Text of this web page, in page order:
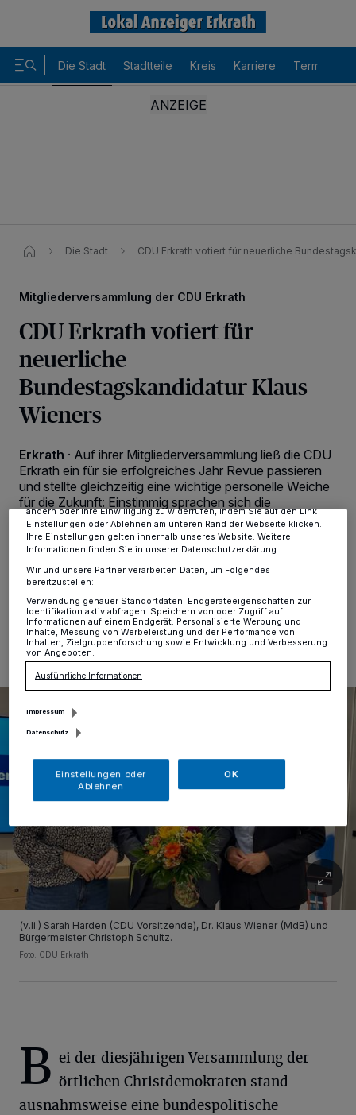
Die Stadt Stadtteile Kreis Karriere Termine
Die Stadt CDU Erkrath votiert für neuerliche
Mitgliederversammlung der CDU Erkrath
CDU Erkrath votiert für
neuerliche
Bundestagskandidatur Klaus
Wieners
Erkrath · Auf ihrer Mitgliederversammlung ließ die CDU
Erkrath ein für sie erfolgreiches Jahr Revue passieren
und stellte gleichzeitig eine wichtige personelle Weiche
für die Zukunft: Einstimmig sprachen sich die
anwesenden Mitglieder dafür aus, dass der
Bundestagsabgeordnete Dr. Klaus Wiener auch zur
kommenden Bundestagswahl für die CDU antritt.
09.09.2024 , 12:37 Uhr 2 Minuten Lesezeit
(v.li.) Sarah Harden (CDU Vorsitzende), Dr. Klaus Wiener (MdB) und
Bürgermeister Christoph Schultz.
Foto: CDU Erkrath
B ei der diesjährigen Versammlung der
örtlichen Christdemokraten stand
ausnahmsweise eine bundespolitische
Wir und unsere218
personenbezogene Daten wie Browserdaten oder eindeutige
Tracking-Technologien für die unter „Wir und unsere Partner
verarbeiten Daten, um Ihnen Dienste bereitzustellen“ aufgeführten
Zwecke. Wenn Tracker deaktiviert sind, sind manche Inhalte und
Anzeigen möglicherweise nicht mehr so relevant für Sie. Sie können
dieses Menü jederzeit wieder aufrufen, um Ihre Einstellungen zu
ändern oder Ihre Einwilligung zu widerrufen, indem Sie auf den Link
Einstellungen oder Ablehnen am unteren Rand der Webseite klicken.
Ihre Einstellungen gelten innerhalb unseres Website. Weitere
Informationen finden Sie in unserer Datenschutzerklärung.
Wir und unsere Partner verarbeiten Daten, um Folgendes
bereitzustellen:
Verwendung genauer Standortdaten. Endgeräteeigenschaften zur
Identifikation aktiv abfragen. Speichern von oder Zugriff auf
Informationen auf einem Endgerät. Personalisierte Werbung und
Inhalte, Messung von Werbeleistung und der Performance von
Inhalten, Zielgruppenforschung sowie Entwicklung und Verbesserung
von Angeboten.
Ausführliche Informationen
Impressum
Datenschutz
Einstellungen oder
Ablehnen
OK